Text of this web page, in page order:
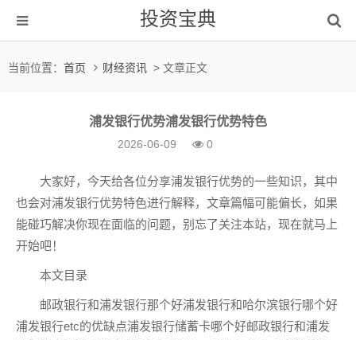
投资宝典
当前位置： 首页 财经资讯 > 文章正文
浦发银行优势浦发银行优势特色
2026-06-09 0
大家好，今天给各位分享浦发银行优势的一些知识，其中
也会对浦发银行优势特色进行解释，文章篇幅可能偏长，如果
能碰巧解决你现在面临的问题，别忘了关注本站，现在就马上
开始吧！
本文目录
邮政银行和浦发银行那个好浦发银行和哈尔滨银行哪个好
浦发银行etc的优缺点浦发银行储蓄卡哪个好邮政银行和浦发